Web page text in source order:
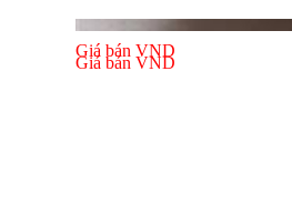
Giá bán VND
Giá bán VND